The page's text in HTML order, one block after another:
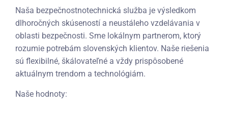
Naša bezpečnostnotechnická služba je výsledkom
dlhoročných skúseností a neustáleho vzdelávania v
oblasti bezpečnosti. Sme lokálnym partnerom, ktorý
rozumie potrebám slovenských klientov. Naše riešenia
sú flexibilné, škálovateľné a vždy prispôsobené
aktuálnym trendom a technológiám.
Naše hodnoty: